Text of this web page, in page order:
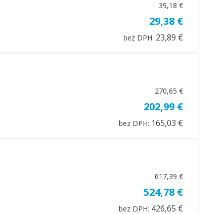
39,18 €
29,38 €
bez DPH: 23,89 €
270,65 €
202,99 €
bez DPH: 165,03 €
617,39 €
524,78 €
bez DPH: 426,65 €